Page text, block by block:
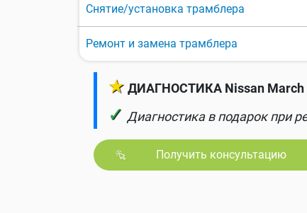
Снятие/установка трамблера
Ремонт и замена трамблера
★ ДИАГНОСТИКА Nissan March
✓ Диагностика в подарок при
Получить консультацию